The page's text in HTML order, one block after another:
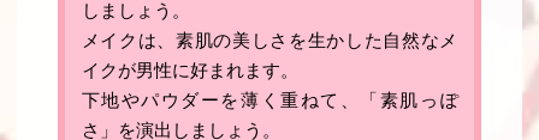
しましょう。
メイクは、素肌の美しさを生かした自然なメ
イクが男性に好まれます。
下地やパウダーを薄く重ねて、「素肌っぽ
さ」を演出しましょう。